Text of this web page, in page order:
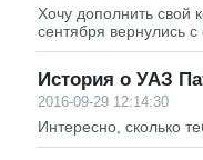
Хочу дополнить свой
сентября вернулись с
История о УАЗ
2016-09-29 12:14:30
Интересно, сколько